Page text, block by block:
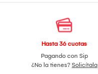
Hasta 36 cuotas
Pagando con Sip
¿No la tienes? Solicítala